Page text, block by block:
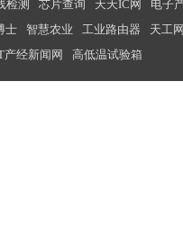
检测 芯片查询 天天IC网
电子
士 智慧农业 工业路由器
天工
产经新闻网 高低温试验箱